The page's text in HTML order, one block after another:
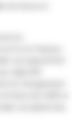
de France à
en hausse,
est aujourd’hui
objectifs
le changement
dans les défis à
européennes.